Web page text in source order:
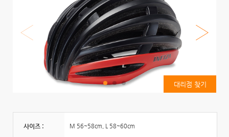
대리점 찾기
사이즈 : M 56~58cm, L 58~60cm